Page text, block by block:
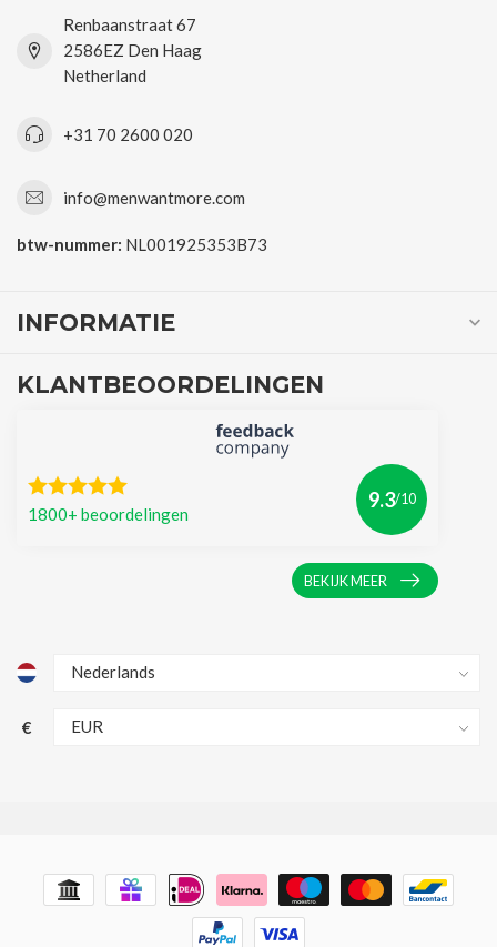
Renbaanstraat 67
2586EZ Den Haag
Netherland
+31 70 2600 020
info@menwantmore.com
btw-nummer: NL001925353B73
INFORMATIE
KLANTBEOORDELINGEN
1800+ beoordelingen
9.3/10
BEKIJK MEER
€